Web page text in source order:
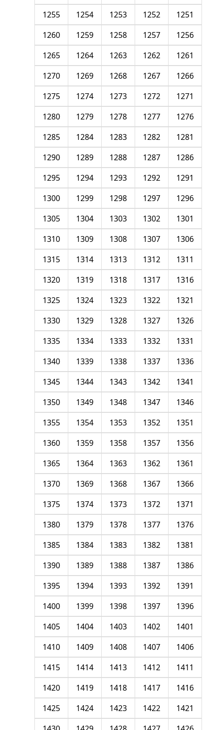
1251
1252
1253
1254
1255
1256
1257
1258
1259
1260
1261
1262
1263
1264
1265
1266
1267
1268
1269
1270
1271
1272
1273
1274
1275
1276
1277
1278
1279
1280
1281
1282
1283
1284
1285
1286
1287
1288
1289
1290
1291
1292
1293
1294
1295
1296
1297
1298
1299
1300
1301
1302
1303
1304
1305
1306
1307
1308
1309
1310
1311
1312
1313
1314
1315
1316
1317
1318
1319
1320
1321
1322
1323
1324
1325
1326
1327
1328
1329
1330
1331
1332
1333
1334
1335
1336
1337
1338
1339
1340
1341
1342
1343
1344
1345
1346
1347
1348
1349
1350
1351
1352
1353
1354
1355
1356
1357
1358
1359
1360
1361
1362
1363
1364
1365
1366
1367
1368
1369
1370
1371
1372
1373
1374
1375
1376
1377
1378
1379
1380
1381
1382
1383
1384
1385
1386
1387
1388
1389
1390
1391
1392
1393
1394
1395
1396
1397
1398
1399
1400
1401
1402
1403
1404
1405
1406
1407
1408
1409
1410
1411
1412
1413
1414
1415
1416
1417
1418
1419
1420
1421
1422
1423
1424
1425